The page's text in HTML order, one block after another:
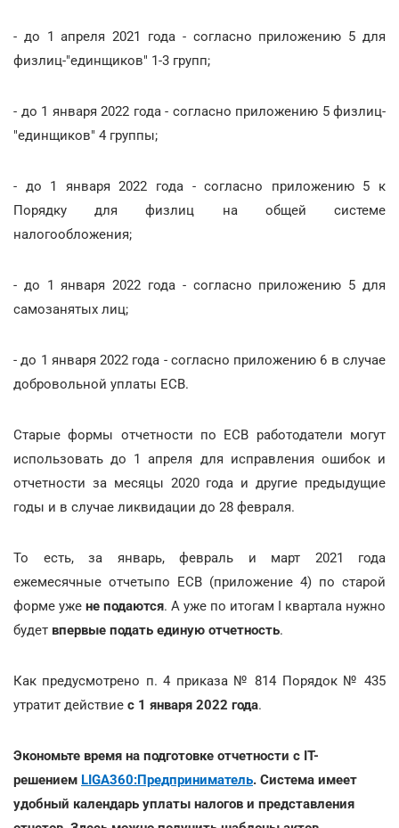
- до 1 апреля 2021 года - согласно приложению 5 для
физлиц-"единщиков" 1-3 групп;
- до 1 января 2022 года - согласно приложению 5 физлиц-
"единщиков" 4 группы;
- до 1 января 2022 года - согласно приложению 5 к
Порядку для физлиц на общей системе
налогообложения;
- до 1 января 2022 года - согласно приложению 5 для
самозанятых лиц;
- до 1 января 2022 года - согласно приложению 6 в случае
добровольной уплаты ЕСВ.
Старые формы отчетности по ЕСВ работодатели могут
использовать до 1 апреля для исправления ошибок и
отчетности за месяцы 2020 года и другие предыдущие
годы и в случае ликвидации до 28 февраля.
То есть, за январь, февраль и март 2021 года
ежемесячные отчетыпо ЕСВ (приложение 4) по старой
форме уже не подаются. А уже по итогам I квартала нужно
будет впервые подать единую отчетность.
Как предусмотрено п. 4 приказа № 814 Порядок № 435
утратит действие с 1 января 2022 года.
Экономьте время на подготовке отчетности с IT-
решением LIGA360:Предприниматель. Система имеет
удобный календарь уплаты налогов и представления